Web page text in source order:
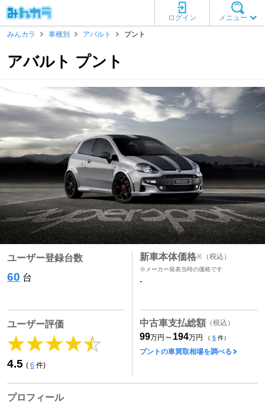
メニュー
ログイン
みんカラ
車種別 アバルト プント
アバルト プント
ユーザー登録台数
60 台
ユーザー評価
4.5 ( 6 件)
新車本体価格※ （税込）
※メーカー発表当時の価格です
-
中古車支払総額 （税込）
99万円 ～ 194万円 （ 5 件）
プントの車買取相場を調べる
プロフィール